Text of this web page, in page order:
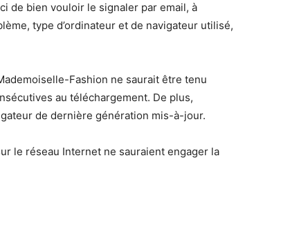
de bien vouloir le signaler par email, à
type d’ordinateur et de navigateur utilisé,
Fashion ne saurait être tenu
au téléchargement. De plus,
de dernière génération mis-à-jour.
le réseau Internet ne sauraient engager la